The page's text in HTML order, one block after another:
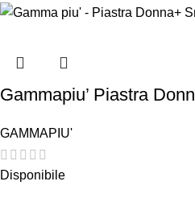
Gammapiu’ Piastra
GAMMAPIU'
Disponibile